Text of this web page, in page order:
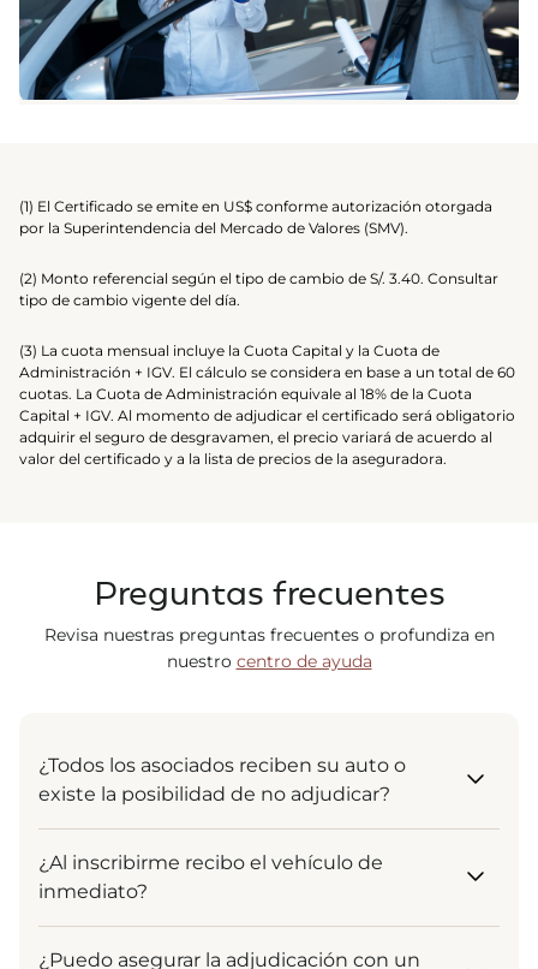
(1) El Certificado se emite en US$ conforme autorización otorgada
por la Superintendencia del Mercado de Valores (SMV).
(2) Monto referencial según el tipo de cambio de S/. 3.40. Consultar
tipo de cambio vigente del día.
(3) La cuota mensual incluye la Cuota Capital y la Cuota de
Administración + IGV. El cálculo se considera en base a un total de 60
cuotas. La Cuota de Administración equivale al 18% de la Cuota
Capital + IGV. Al momento de adjudicar el certificado será obligatorio
adquirir el seguro de desgravamen, el precio variará de acuerdo al
valor del certificado y a la lista de precios de la aseguradora.
Preguntas frecuentes
Revisa nuestras preguntas frecuentes o profundiza en
nuestro centro de ayuda
¿Todos los asociados reciben su auto o
existe la posibilidad de no adjudicar?
todos reciban su vehículo. La adjudicación es un
derecho garantizado para todos los asociados que
se mantienen al día en sus pagos. Ya sea al inicio,
al medio o al final del plazo, tu entrega está
¿Al inscribirme recibo el vehículo de
inmediato?
¿Puedo asegurar la adjudicación con un